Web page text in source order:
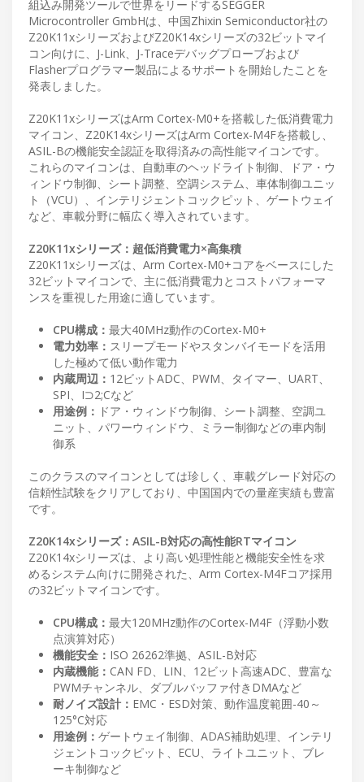
組込み開発ツールで世界をリードするSEGGER
Microcontroller GmbHは、中国Zhixin Semiconductor社の
Z20K11xシリーズおよびZ20K14xシリーズの32ビットマイ
コン向けに、J-Link、J-Traceデバッグプローブおよび
Flasherプログラマー製品によるサポートを開始したことを
発表しました。
Z20K11xシリーズはArm Cortex-M0+を搭載した低消費電力
マイコン、Z20K14xシリーズはArm Cortex-M4Fを搭載し、
ASIL-Bの機能安全認証を取得済みの高性能マイコンです。
これらのマイコンは、自動車のヘッドライト制御、ドア・ウ
ィンドウ制御、シート調整、空調システム、車体制御ユニッ
ト（VCU）、インテリジェントコックピット、ゲートウェイ
など、車載分野に幅広く導入されています。
Z20K11xシリーズ：超低消費電力×高集積
Z20K11xシリーズは、Arm Cortex-M0+コアをベースにした
32ビットマイコンで、主に低消費電力とコストパフォーマ
ンスを重視した用途に適しています。
CPU構成： 最大40MHz動作のCortex-M0+
電力効率： スリープモードやスタンバイモードを活用
した極めて低い動作電力
内蔵周辺： 12ビットADC、PWM、タイマー、UART、
SPI、I⊃2;Cなど
用途例： ドア・ウィンドウ制御、シート調整、空調ユ
ニット、パワーウィンドウ、ミラー制御などの車内制
御系
このクラスのマイコンとしては珍しく、車載グレード対応の
信頼性試験をクリアしており、中国国内での量産実績も豊富
です。
Z20K14xシリーズ：ASIL-B対応の高性能RTマイコン
Z20K14xシリーズは、より高い処理性能と機能安全性を求
めるシステム向けに開発された、Arm Cortex-M4Fコア採用
の32ビットマイコンです。
CPU構成： 最大120MHz動作のCortex-M4F（浮動小数
点演算対応）
機能安全： ISO 26262準拠、ASIL-B対応
内蔵機能： CAN FD、LIN、12ビット高速ADC、豊富な
PWMチャンネル、ダブルバッファ付きDMAなど
耐ノイズ設計： EMC・ESD対策、動作温度範囲-40～
125°C対応
用途例： ゲートウェイ制御、ADAS補助処理、インテリ
ジェントコックピット、ECU、ライトユニット、ブレ
ーキ制御など